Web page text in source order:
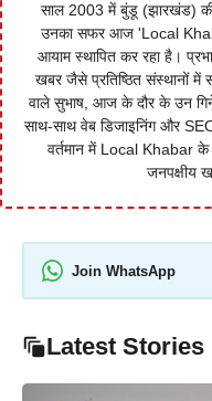
साल 2003 में बुंडू (झारखंड)
उनका सफर आज 'Local
आयाम स्थापित कर रहा है।
खबर जैसे प्रतिष्ठित संस्थानों में
वाले सुभाष, आज के दौर के उन
साथ-साथ वेब डिजाइनिंग और
वर्तमान में Local Khabar
जनपक्षीय
Join WhatsApp
Latest Stories